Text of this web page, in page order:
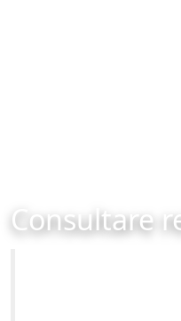
Consultare